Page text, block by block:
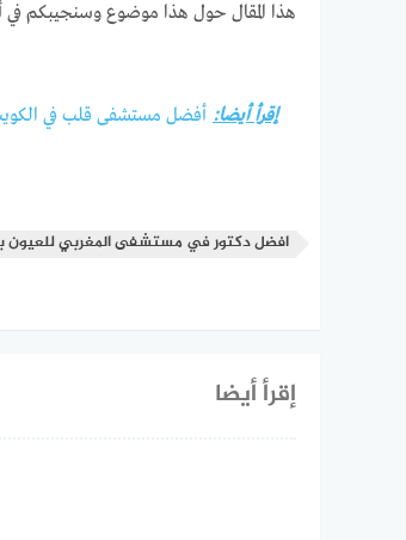
هذا المقال حول هذا موضوع وسنجيبكم
إقرأ أيضا: أفضل مستشفى قلب في
افضل دكتور في مستشفى المغربي للعيون
إقرأ أيضا